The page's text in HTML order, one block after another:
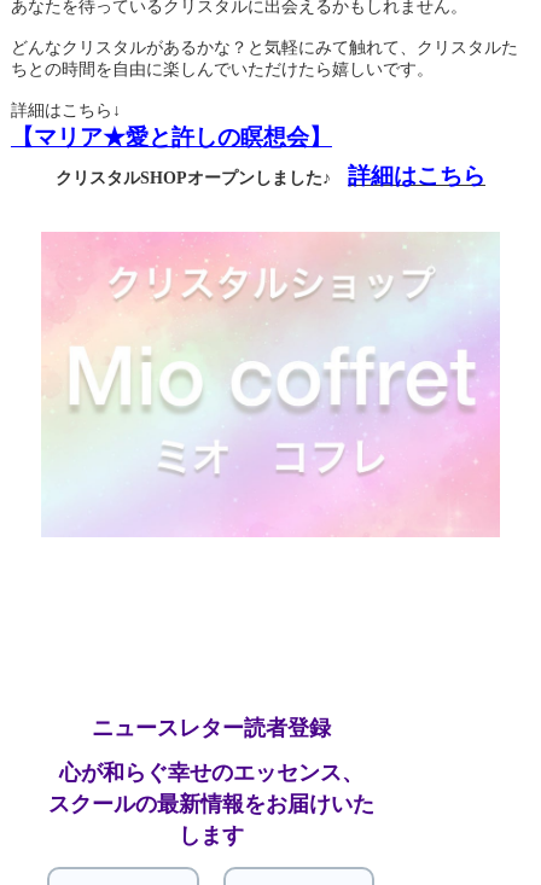
あなたを待っているクリスタルに出会えるかもしれません。
どんなクリスタルがあるかな？と気軽にみて触れて、クリスタルた
ちとの時間を自由に楽しんでいただけたら嬉しいです。
詳細はこちら↓
【マリア★愛と許しの瞑想会】
クリスタルSHOPオープンしました♪ 詳細はこちら
ニュースレター読者登録
心が和らぐ幸せのエッセンス、
スクールの最新情報をお届けいた
します